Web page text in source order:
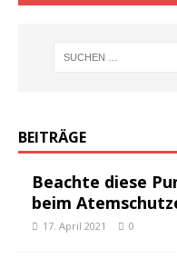
BEITRÄGE
Beachte diese
beim
17. April 2021 0